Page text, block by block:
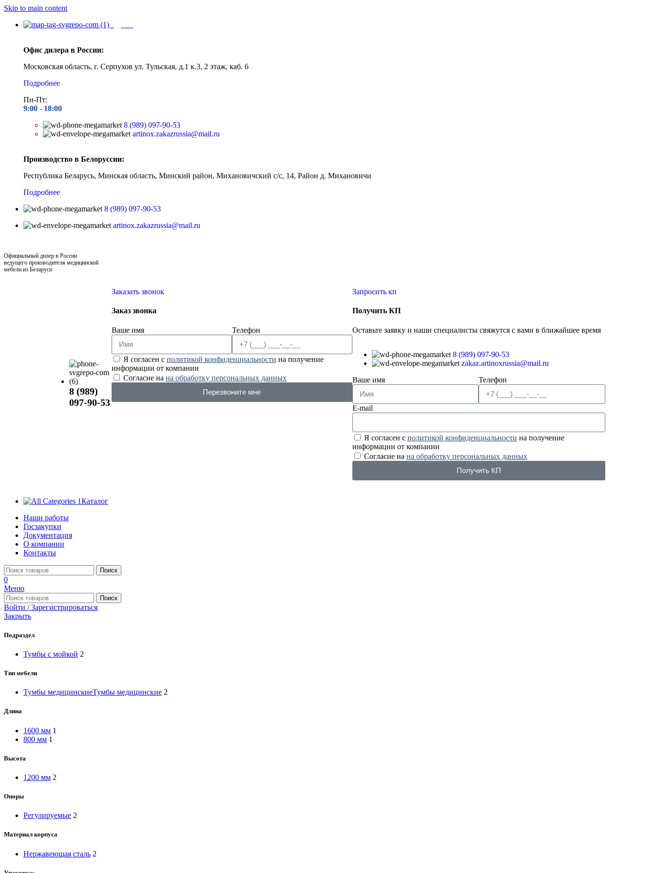
Skip to main content
Офис дилера в России:
Московская область, г. Серпухов ул. Тульская, д.1 к.3, 2 этаж, каб. 6
Подробнее
Пн-Пт:
9:00 - 18:00
8 (989) 097-90-53
artinox.zakazrussia@mail.ru
Производство в Белоруссии:
Республика Беларусь, Минская область, Минский район, Михановичский с/с, 14, Район д. Михановичи
Подробнее
8 (989) 097-90-53
artinox.zakazrussia@mail.ru
Официальный дилер в России
ведущего производителя медицинской
мебели из Беларуси
8 (989)
097-90-53
Заказать звонок
Заказ звонка
Ваше имя Телефон
Я согласен с политикой конфиденциальности на получение
информации от компании
Согласие на на обработку персональных данных
Перезвоните мне
Запросить кп
Получить КП
Оставьте заявку и наши специалисты свяжутся с вами в ближайшее время
8 (989) 097-90-53
zakaz.artinoxrussia@mail.ru
Ваше имя
Телефон
E-mail
Я согласен с политикой конфиденциальности на получение
информации от компании
Согласие на на обработку персональных данных
Получить КП
Каталог
Наши работы
Госзакупки
Документация
О компании
Контакты
Поиск
0
Меню
Поиск
Войти / Зарегистрироваться
Закрыть
Подраздел
Тумбы с мойкой 2
Тип мебели
Тумбы медицинскиеТумбы медицинские 2
Длина
1600 мм 1
800 мм 1
Высота
1200 мм 2
Опоры
Регулируемые 2
Материал корпуса
Нержавеющая сталь 2